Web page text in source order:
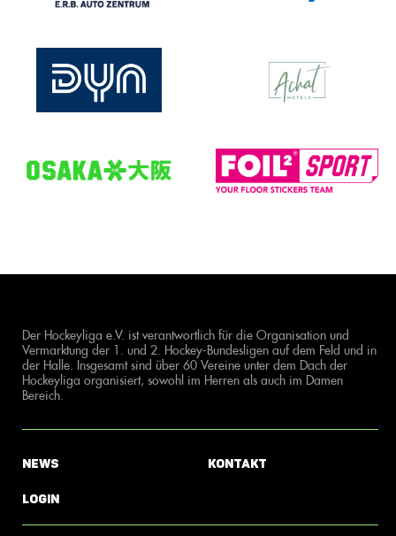
Der Hockeyliga e.V. ist verantwortlich für die Organisation und
Vermarktung der 1. und 2. Hockey-Bundesligen auf dem Feld und in
der Halle. Insgesamt sind über 60 Vereine unter dem Dach der
Hockeyliga organisiert, sowohl im Herren als auch im Damen
Bereich.
News
Login
Kontakt